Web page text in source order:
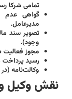
تمامی شرکا
گواهی عدم
مدیرعامل.
تصویر سند
وجود).
مجوز
رسید پرداخت
وکالت‌نامه
نقش وکیل